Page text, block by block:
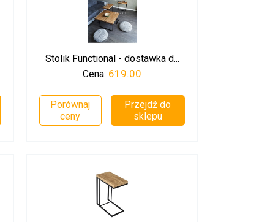
Stolik Functional - dostawka d...
Cena: 619.00
Porównaj
ceny
Przejdź do
sklepu